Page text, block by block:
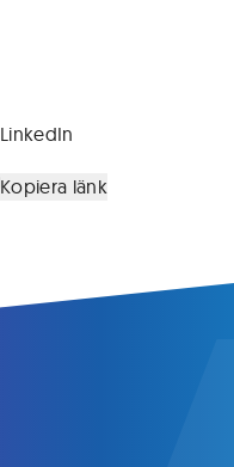
LinkedIn
Kopiera länk